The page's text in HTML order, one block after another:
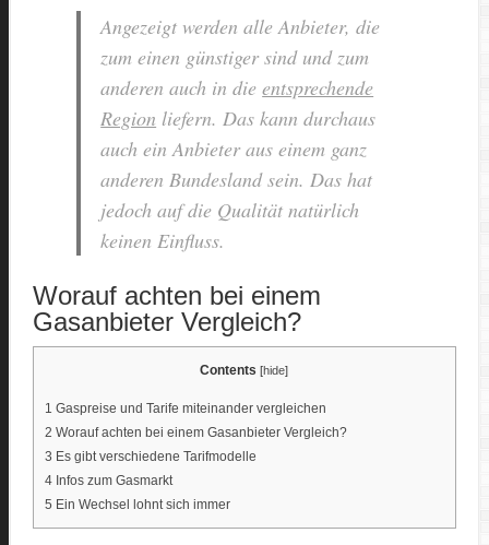
Angezeigt werden alle Anbieter, die
zum einen günstiger sind und zum
anderen auch in dieentsprechende
Region liefern. Das kann durchaus
auch ein Anbieter aus einem ganz
anderen Bundesland sein. Das hat
jedoch auf die Qualität natürlich
keinen Einfluss.
Worauf achten bei einem
Gasanbieter Vergleich?
Contents [hide]
1 Gaspreise und Tarife miteinander vergleichen
2 Worauf achten bei einem Gasanbieter Vergleich?
3 Es gibt verschiedene Tarifmodelle
4 Infos zum Gasmarkt
5 Ein Wechsel lohnt sich immer